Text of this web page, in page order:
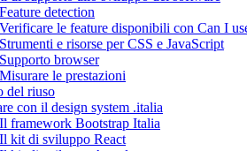
detection
le feature disponibili con Can I
e risorse per CSS e JavaScript
browser
le prestazioni
del riuso
con il design system .italia
framework Bootstrap Italia
kit di sviluppo React